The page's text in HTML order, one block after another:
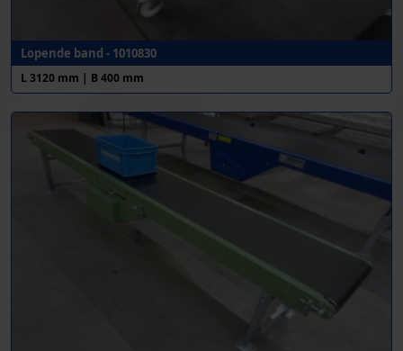
Lopende band - 1010830
L 3120 mm | B 400 mm